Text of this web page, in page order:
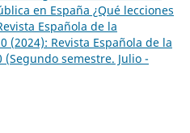
en España ¿Qué lecciones
Española de la
(2024): Revista Española de la
semestre. Julio -